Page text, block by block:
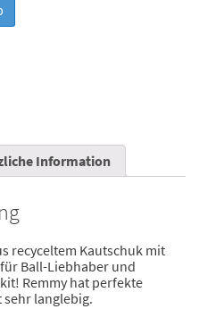
Information
recyceltem Kautschuk mit
Ball-Liebhaber und
Remmy hat perfekte
langlebig.